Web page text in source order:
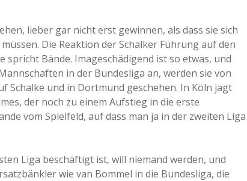
lieber gar nicht erst gewinnen, als dass sie sich
Die Reaktion der Schalker Führung auf den
spricht Bände. Imageschädigend ist so etwas, und
in der Bundesliga an, werden sie von
Schalke und in Dortmund geschehen. In Köln jagt
der noch zu einem Aufstieg in die erste
vom Spielfeld, auf dass man ja in der zweiten Liga
Liga beschäftigt ist, will niemand werden, und
wie van Bommel in die Bundesliga, die